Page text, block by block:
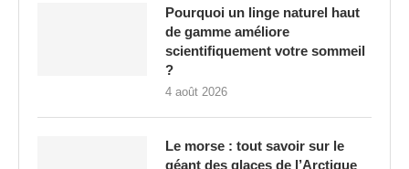
Pourquoi un linge naturel haut
de gamme améliore
scientifiquement votre sommeil
?
4 août 2026
Le morse : tout savoir sur le
géant des glaces de l’Arctique